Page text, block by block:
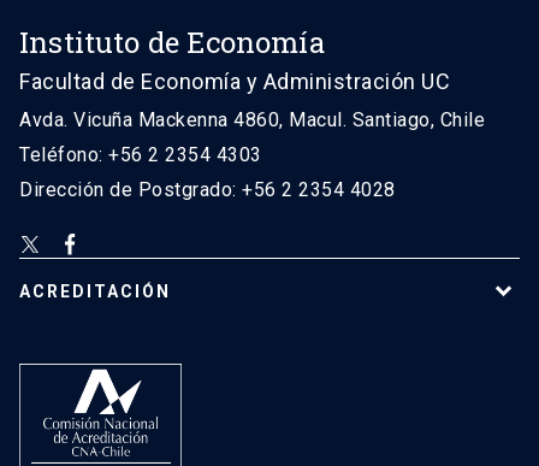
Instituto de Economía
Facultad de Economía y Administración UC
Avda. Vicuña Mackenna 4860, Macul. Santiago, Chile
Teléfono: +56 2 2354 4303
Dirección de Postgrado: +56 2 2354 4028
ACREDITACIÓN